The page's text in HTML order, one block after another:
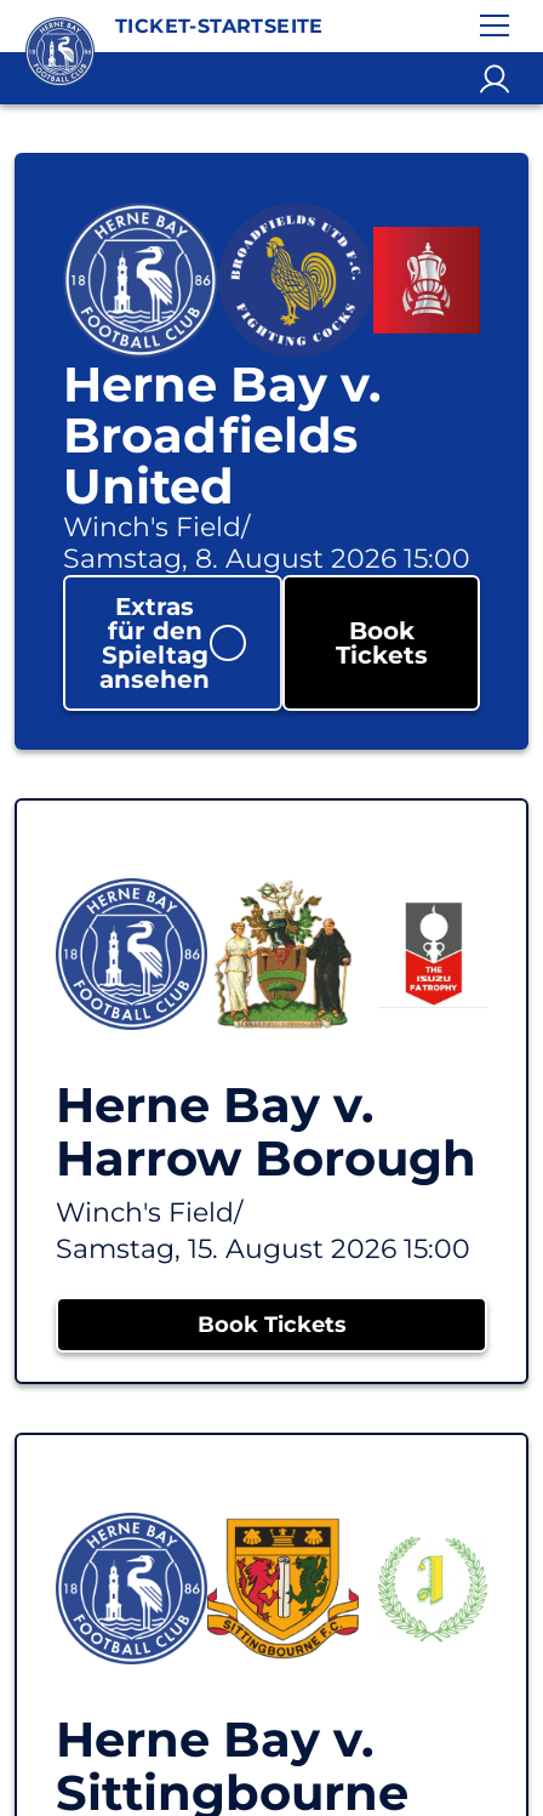
TICKET-STARTSEITE
Herne Bay v.
Broadfields
United
Winch's Field/
Samstag, 8. August 2026 15:00
Extras
für den
Spieltag
ansehen
Book
Tickets
Herne Bay v.
Harrow Borough
Winch's Field/
Samstag, 15. August 2026 15:00
Book Tickets
Herne Bay v.
Sittingbourne